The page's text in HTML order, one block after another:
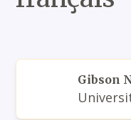
Gibson